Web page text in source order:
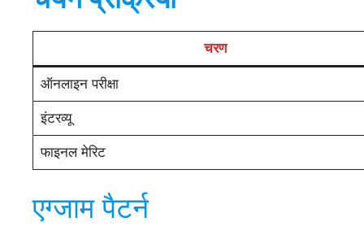
चरण
ऑनलाइन परीक्षा
इंटरव्यू
फाइनल मेरिट
एग्जाम पैटर्न